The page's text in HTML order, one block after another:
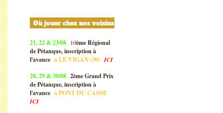
Où jouer chez nos voisins
21, 22 & 23/08 10ème Régional
de Pétanque, inscription à
l'avance àLE VIGAN (30) ICI
28, 29 & 30/08 2ème Grand Prix
de Pétanque, inscription à
l'avance àPONT DU CASSE
ICI